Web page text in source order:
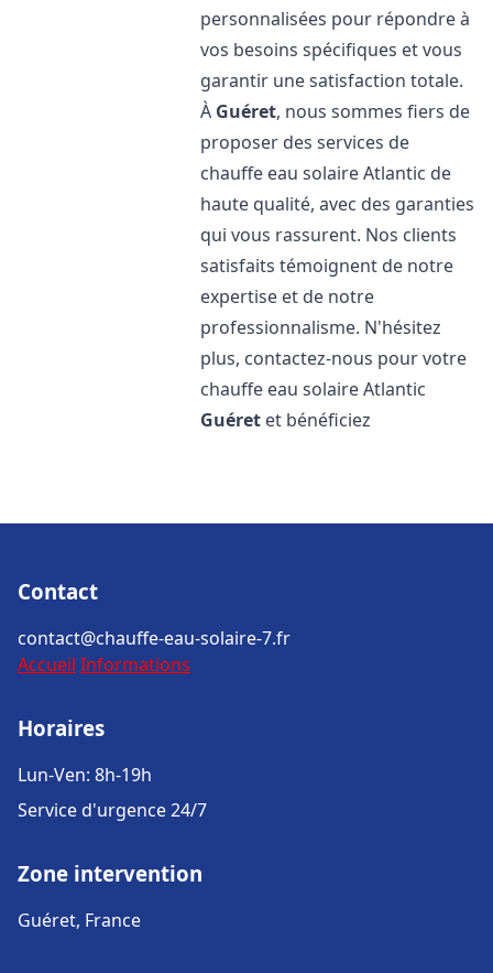
personnalisées pour répondre à
vos besoins spécifiques et vous
garantir une satisfaction totale.
À Guéret, nous sommes fiers de
proposer des services de
chauffe eau solaire Atlantic de
haute qualité, avec des garanties
qui vous rassurent. Nos clients
satisfaits témoignent de notre
expertise et de notre
professionnalisme. N'hésitez
plus, contactez-nous pour votre
chauffe eau solaire Atlantic
Guéret et bénéficiez
Contact
contact@chauffe-eau-solaire-7.fr
Accueil Informations
Horaires
Lun-Ven: 8h-19h
Service d'urgence 24/7
Zone intervention
Guéret, France